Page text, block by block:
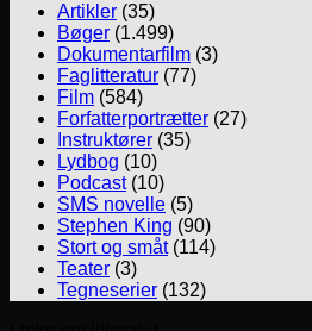
Artikler (35)
Bøger (1.499)
Dokumentarfilm (3)
Faglitteratur (77)
Film (584)
Forfatterportrætter (27)
Instruktører (35)
Lydbog (10)
Podcast(10)
SMS novelle (5)
Stephen King (90)
Stort og småt(114)
Teater (3)
Tegneserier (132)